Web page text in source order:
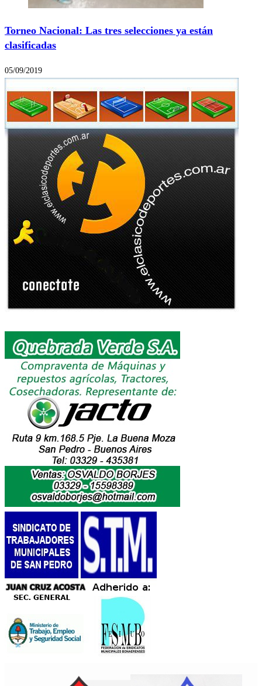
Torneo Nacional: Las tres selecciones ya están
clasificadas
05/09/2019